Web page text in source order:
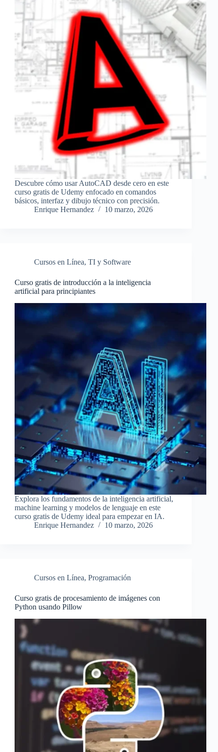
Descubre cómo usar AutoCAD desde cero en este
curso gratis de Udemy enfocado en comandos
básicos, interfaz y dibujo técnico con precisión.
Enrique Hernandez
10 marzo, 2026
Cursos en Línea, TI y Software
Curso gratis de introducción a la inteligencia
artificial para principiantes
Explora los fundamentos de la inteligencia artificial,
machine learning y modelos de lenguaje en este
curso gratis de Udemy ideal para empezar en IA.
Enrique Hernandez
10 marzo, 2026
Cursos en Línea, Programación
Curso gratis de procesamiento de imágenes con
Python usando Pillow